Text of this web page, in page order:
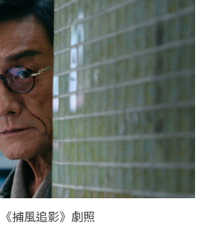
捕風追影》劇照